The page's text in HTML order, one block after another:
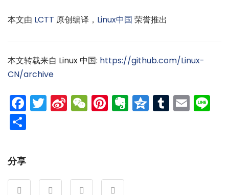
本文由 LCTT 原创编译， Linux中国 荣誉推出
本文转载来自 Linux 中国: https://github.com/Linux-
CN/archive
Facebook
Twitter
Sina
Weibo
WeChat
Pinterest
Evernote
Qzone
Tumblr
分享